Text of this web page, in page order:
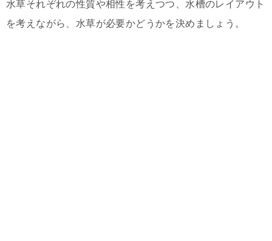
水草それぞれの性質や相性を考えつつ、水槽のレイアウト
を考えながら、水草が必要かどうかを決めましょう。